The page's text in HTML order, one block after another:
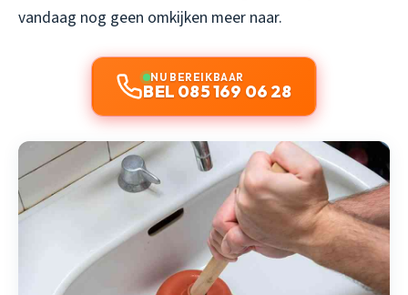
vandaag nog geen omkijken meer naar.
NU BEREIKBAAR
BEL 085 169 06 28